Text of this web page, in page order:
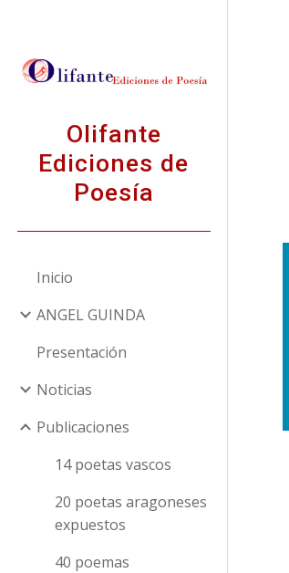
Olifante
Ediciones de
Poesía
Inicio
ANGEL GUINDA
Presentación
Noticias
Publicaciones
14 poetas vascos
20 poetas aragoneses
expuestos
40 poemas